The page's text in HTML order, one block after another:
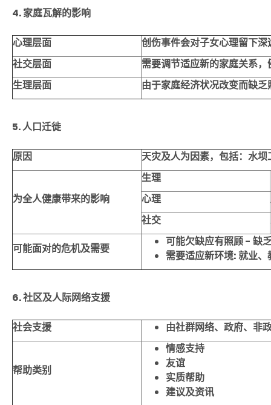
4. 家庭瓦解的影响
心理层面
创伤事件会对子女心理留下
社交层面
需要调节适应新的家庭关系，
生理层面
由于家庭经济状况改变而缺乏
5. 人口迁徙
原因 天灾及人为因素，包括：水
为全人健康带来的影响
生理
心理
社交
可能面对的危机及需要
可能欠缺应有照顾- 缺
需要适应新环境:就业、
6. 社区及人际网络支援
社会支援 由社群网络、政府、非
帮助类别
情感支持
友谊
实质帮助
建议及资讯